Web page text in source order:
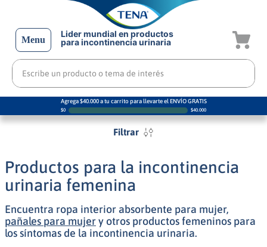
Menu
Lider mundial en productos
para incontinencia urinaria
Escribe un producto o tema de interés
Agrega $40.000 a tu carrito para llevarte el ENVÍO GRATIS
$0 $40.000
Filtrar
Productos para la incontinencia
urinaria femenina
Encuentra ropa interior absorbente para mujer,
pañales para mujery otros productos femeninos para
los síntomas de la incontinencia urinaria.